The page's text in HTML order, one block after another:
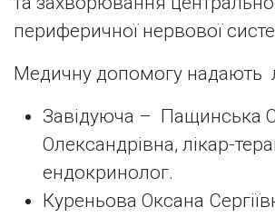
периферичної нервової
Медичну допомогу надають
Завідуюча – Пащинська
Олександрівна, лікар-
ендокринолог.
Куреньова Оксана